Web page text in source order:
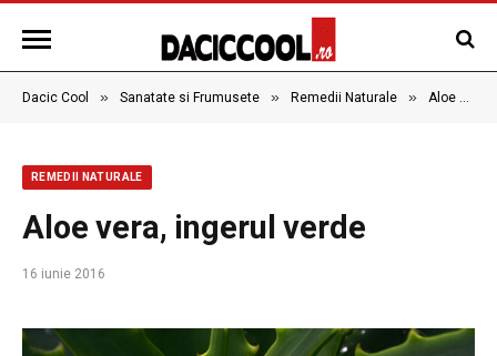
Dacic Cool » Sanatate si Frumusete » Remedii Naturale » Aloe vera, ingerul verde
REMEDII NATURALE
Aloe vera, ingerul verde
16 iunie 2016